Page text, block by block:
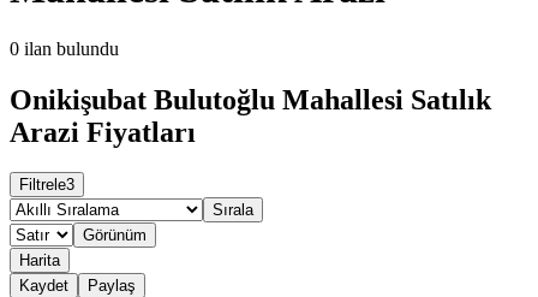
0 ilan bulundu
Onikişubat Bulutoğlu Mahallesi Satılık
Arazi Fiyatları
Filtrele3
Sırala
Görünüm
Harita
Kaydet
Paylaş